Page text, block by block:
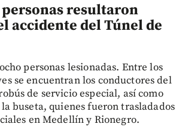
personas resultaron
accidente del Túnel de
personas lesionadas. Entre los
se encuentran los conductores del
de servicio especial, así como
buseta, quienes fueron trasladados
en Medellín y Rionegro.